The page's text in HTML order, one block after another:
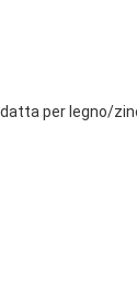
per legno/